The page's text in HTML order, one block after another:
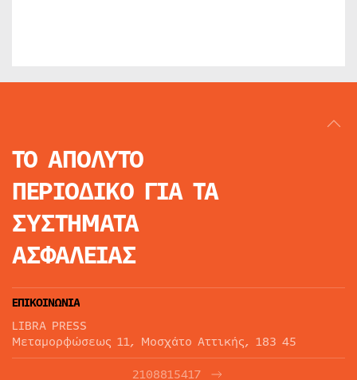
ΤΟ ΑΠΟΛΥΤΟ
ΠΕΡΙΟΔΙΚΟ ΓΙΑ ΤΑ
ΣΥΣΤΗΜΑΤΑ
ΑΣΦΑΛΕΙΑΣ
ΕΠΙΚΟΙΝΩΝΙΑ
LIBRA PRESS
Μεταμορφώσεως 11, Μοσχάτο Αττικής, 183 45
2108815417